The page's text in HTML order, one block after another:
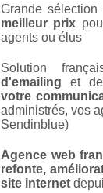
Grande
meilleur prix
agents ou élus
Solution
d'emailing et
votre
administrés, vos
Sendinblue)
Agence web
refonte,
site internet